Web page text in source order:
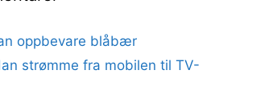
oppbevare blåbær
strømme fra mobilen til TV-